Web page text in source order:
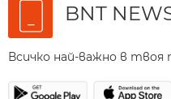
BNT
Всичко най-важно в твоя